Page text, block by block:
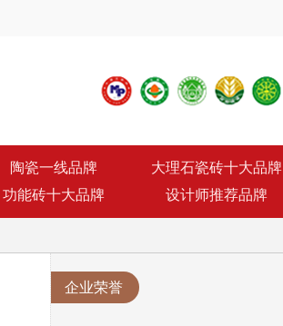
陶瓷一线品牌 大理石瓷砖十大品牌
功能砖十大品牌 设计师推荐品牌
企业荣誉